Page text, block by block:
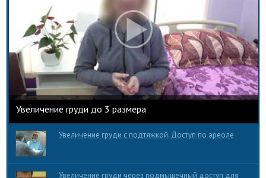
Увеличение груди до 3 размера
Увеличение груди с подтяжкой. Доступ по ареоле
Увеличение груди через подмышечный доступ для